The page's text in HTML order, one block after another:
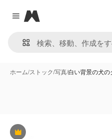
Close menu
Magnific
ホーム/ストック/写真/白い背景の犬の
Premium